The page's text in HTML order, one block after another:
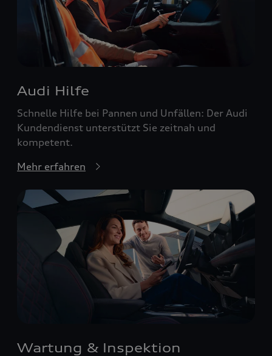
Audi Hilfe
Schnelle Hilfe bei Pannen und Unfällen: Der Audi
Kundendienst unterstützt Sie zeitnah und
kompetent.
Mehr erfahren
Wartung & Inspektion